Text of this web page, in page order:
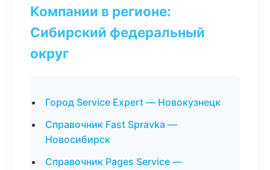
Компании в регионе:
Сибирский федеральный
округ
Город Service Expert — Новокузнецк
Справочник Fast Spravka —
Новосибирск
Справочник Pages Service —